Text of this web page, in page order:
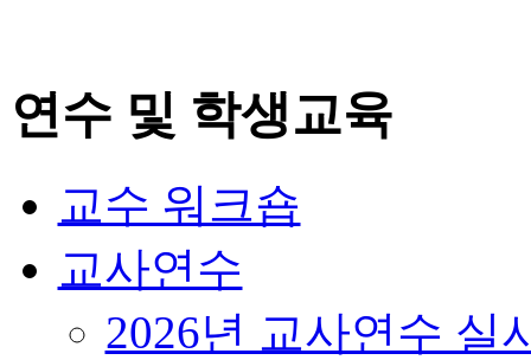
연수 및 학생교육
교수 워크숍
교사연수
2026년 교사연수 실